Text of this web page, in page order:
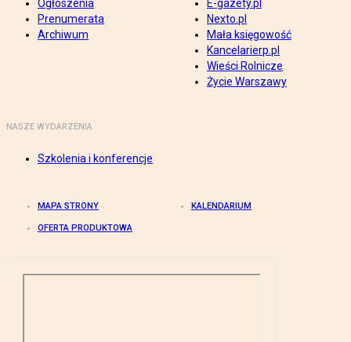
Ogłoszenia
Prenumerata
Archiwum
E-gazety.pl
Nexto.pl
Mała księgowość
Kancelarierp.pl
Wieści Rolnicze
Życie Warszawy
NASZE WYDARZENIA
Szkolenia i konferencje
MAPA STRONY KALENDARIUM
OFERTA PRODUKTOWA